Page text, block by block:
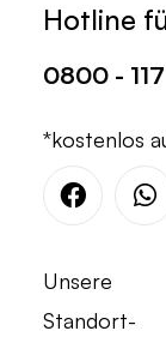
Hotline
0800 - 117
*kostenlos
Unsere
Standort-